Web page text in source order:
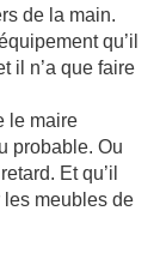
de la main.
qu’il
il n’a que faire
le maire
probable. Ou
Et qu’il
meubles de